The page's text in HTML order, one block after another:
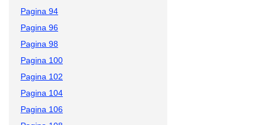
Pagina 94
Pagina 96
Pagina 98
Pagina 100
Pagina 102
Pagina 104
Pagina 106